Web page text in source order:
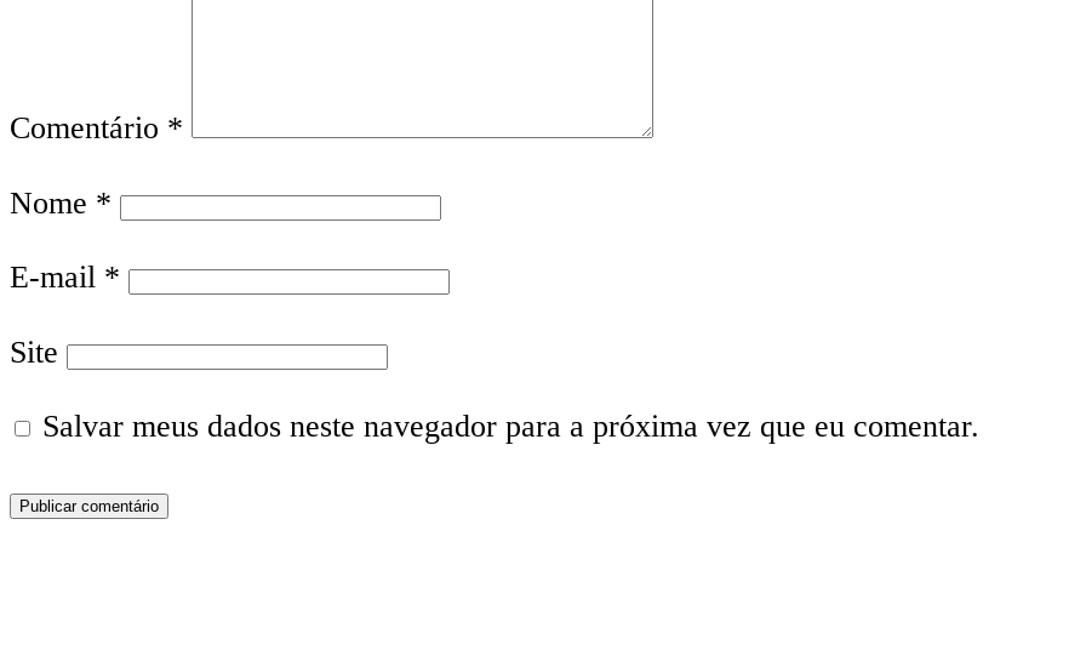
Comentário *
Nome *
E-mail *
Site
Salvar meus dados neste navegador para a próxima vez que eu comentar.